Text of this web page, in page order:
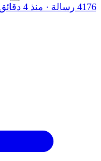
4176 رسالة
· منذ 4 دقائق